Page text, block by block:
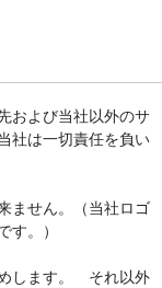
および当社以外のサ
社は一切責任を負い
ません。（当社ロゴ
す。）
します。 それ以外